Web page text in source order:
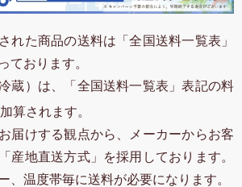
れた商品の送料は「全国送料一覧表」
ております。
蔵）は、「全国送料一覧表」表記の料
加算されます。
届けする観点から、メーカーからお客
産地直送方式」を採用しております。
、温度帯毎に送料が必要になります。